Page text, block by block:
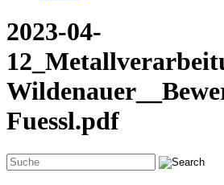
2023-04-
Fuessl.pdf